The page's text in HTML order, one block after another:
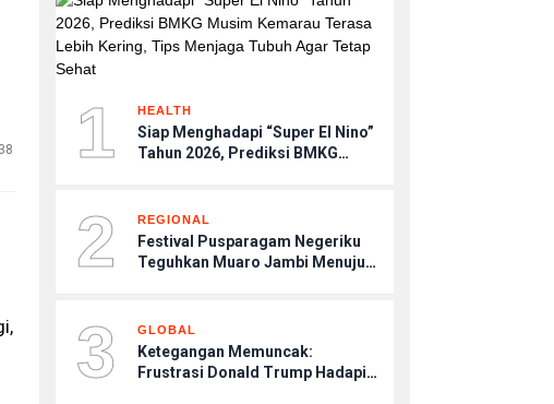
1 HEALTH
Siap Menghadapi “Super El Nino”
Tahun 2026, Prediksi BMKG
Agar Tetap Sehat
2 REGIONAL
Festival Pusparagam Negeriku
Teguhkan Muaro Jambi Menuju
3 GLOBAL
Ketegangan Memuncak:
Frustrasi Donald Trump Hadapi